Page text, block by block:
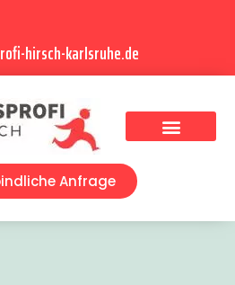
hirsch-karlsruhe.de
Anfrage